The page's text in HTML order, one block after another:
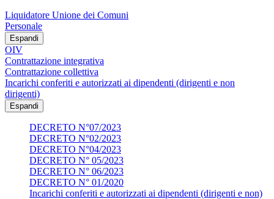
Liquidatore Unione dei Comuni
Personale
Espandi
OIV
Contrattazione integrativa
Contrattazione collettiva
Incarichi conferiti e autorizzati ai dipendenti (dirigenti e non
dirigenti)
Espandi
DECRETO N°07/2023
DECRETO N°02/2023
DECRETO N°04/2023
DECRETO N° 05/2023
DECRETO N° 06/2023
DECRETO N° 01/2020
Incarichi conferiti e autorizzati ai dipendenti (dirigenti e non)